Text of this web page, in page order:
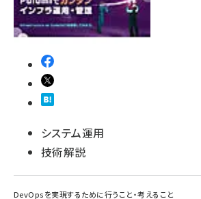
システム運用
技術解説
DevOpsを実現するために行うこと・考えること